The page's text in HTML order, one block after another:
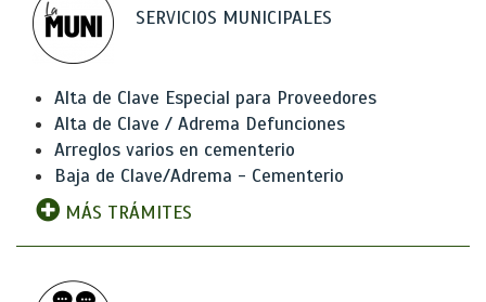
SERVICIOS MUNICIPALES
Alta de Clave Especial para Proveedores
Alta de Clave / Adrema Defunciones
Arreglos varios en cementerio
Baja de Clave/Adrema - Cementerio
MÁS TRÁMITES